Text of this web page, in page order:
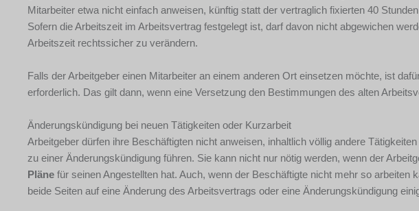
Mitarbeiter etwa nicht einfach anweisen, künftig statt der vertraglich fixierten 40
Sofern die Arbeitszeit im Arbeitsvertrag festgelegt ist, darf davon nicht abgewichen
Arbeitszeit rechtssicher zu verändern.
Falls der Arbeitgeber einen Mitarbeiter an einem anderen Ort einsetzen möchte, ist
erforderlich. Das gilt dann, wenn eine Versetzung den Bestimmungen des alten
Änderungskündigung bei neuen Tätigkeiten oder Kurzarbeit
Arbeitgeber dürfen ihre Beschäftigten nicht anweisen, inhaltlich völlig andere
zu einer Änderungskündigung führen. Sie kann nicht nur nötig werden, wenn der
Pläne für seinen Angestellten hat. Auch, wenn der Beschäftigte nicht mehr so
beide Seiten auf eine Änderung des Arbeitsvertrags oder eine Änderungskündigung